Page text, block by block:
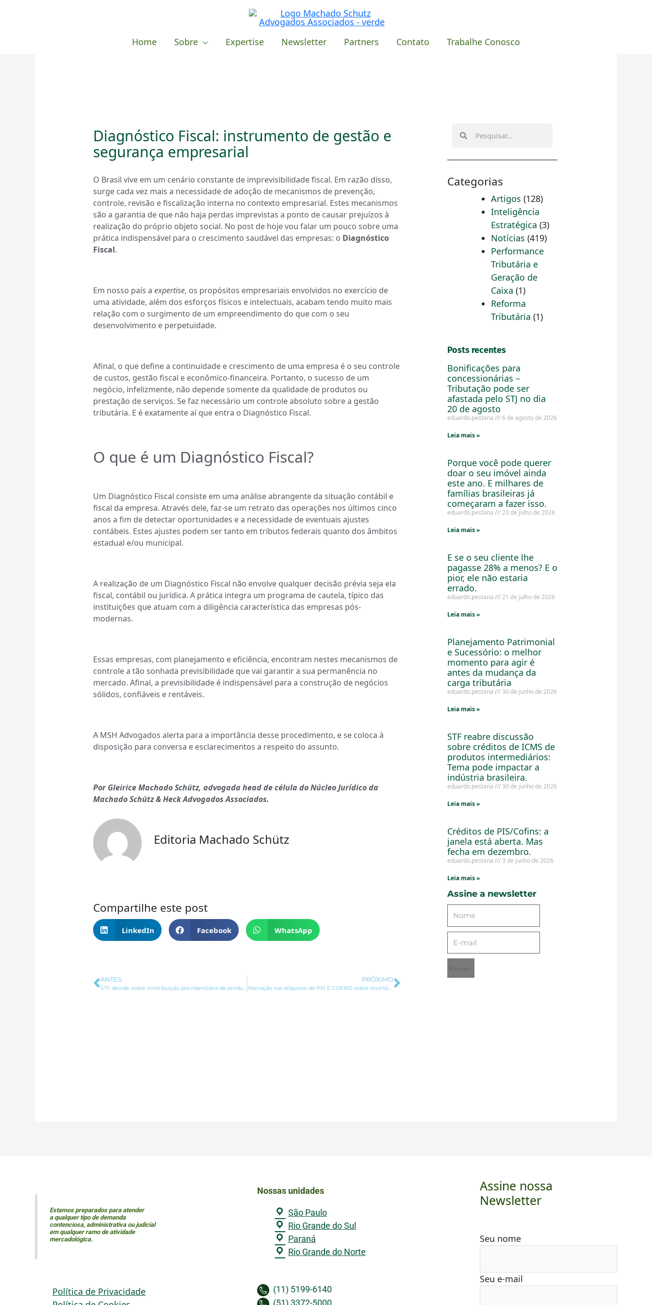
Home Sobre Expertise Newsletter Partners Contato Trabalhe Conosco
Diagnóstico Fiscal: instrumento de gestão e
segurança empresarial
O Brasil vive em um cenário constante de imprevisibilidade fiscal. Em razão disso,
surge cada vez mais a necessidade de adoção de mecanismos de prevenção,
controle, revisão e fiscalização interna no contexto empresarial. Estes mecanismos
são a garantia de que não haja perdas imprevistas a ponto de causar prejuízos à
realização do próprio objeto social. No post de hoje vou falar um pouco sobre uma
prática indispensável para o crescimento saudável das empresas: o Diagnóstico
Fiscal.
Em nosso país aexpertise, os propósitos empresariais envolvidos no exercício de
uma atividade, além dos esforços físicos e intelectuais, acabam tendo muito mais
relação com o surgimento de um empreendimento do que com o seu
desenvolvimento e perpetuidade.
Afinal, o que define a continuidade e crescimento de uma empresa é o seu controle
de custos, gestão fiscal e econômico-financeira. Portanto, o sucesso de um
negócio, infelizmente, não depende somente da qualidade de produtos ou
prestação de serviços. Se faz necessário um controle absoluto sobre a gestão
tributária. E é exatamente aí que entra o Diagnóstico Fiscal.
O que é um Diagnóstico Fiscal?
Um Diagnóstico Fiscal consiste em uma análise abrangente da situação contábil e
fiscal da empresa. Através dele, faz-se um retrato das operações nos últimos cinco
anos a fim de detectar oportunidades e a necessidade de eventuais ajustes
contábeis. Estes ajustes podem ser tanto em tributos federais quanto dos âmbitos
estadual e/ou municipal.
A realização de um Diagnóstico Fiscal não envolve qualquer decisão prévia seja ela
fiscal, contábil ou jurídica. A prática integra um programa de cautela, típico das
instituições que atuam com a diligência característica das empresas pós-
modernas.
Essas empresas, com planejamento e eficiência, encontram nestes mecanismos de
controle a tão sonhada previsibilidade que vai garantir a sua permanência no
mercado. Afinal, a previsibilidade é indispensável para a construção de negócios
sólidos, confiáveis e rentáveis.
A MSH Advogados alerta para a importância desse procedimento, e se coloca à
disposição para conversa e esclarecimentos a respeito do assunto.
Por Gleirice Machado Schütz, advogada head de célula do Núcleo Jurídico da
Machado Schütz & Heck Advogados Associados.
Editoria Machado Schütz
Compartilhe este post
LinkedIn Facebook WhatsApp
Anterior
ANTES
STF decide sobre contribuição previdenciária de produtores rurais
PRÓXIMO
Alteração nas alíquotas de PIS E COFINS sobre receitas financeiras Próximo
Pesquisar
Categorias
Artigos (128)
Inteligência
Estratégica (3)
Notícias (419)
Performance
Tributária e
Geração de
Caixa (1)
Reforma
Tributária (1)
Posts recentes
Bonificações para
concessionárias –
Tributação pode ser
afastada pelo STJ no dia
20 de agosto
eduardo.pestana 6 de agosto de 2026
Leia mais »
Porque você pode querer
doar o seu imóvel ainda
este ano. E milhares de
famílias brasileiras já
começaram a fazer isso.
eduardo.pestana 23 de julho de 2026
Leia mais »
E se o seu cliente lhe
pagasse 28% a menos? E o
pior, ele não estaria
errado.
eduardo.pestana 21 de julho de 2026
Leia mais »
Planejamento Patrimonial
e Sucessório: o melhor
momento para agir é
antes da mudança da
carga tributária
eduardo.pestana 30 de junho de 2026
Leia mais »
STF reabre discussão
sobre créditos de ICMS de
produtos intermediários:
Tema pode impactar a
indústria brasileira.
eduardo.pestana 30 de junho de 2026
Leia mais »
Créditos de PIS/Cofins: a
janela está aberta. Mas
fecha em dezembro.
eduardo.pestana 3 de junho de 2026
Leia mais »
Assine a newsletter
Enviar
Estamos preparados para atender
a qualquer tipo de demanda
contenciosa, administrativa ou judicial
em qualquer ramo de atividade
mercadológica.
Política de Privacidade
Nossas unidades
São Paulo
Rio Grande do Sul
Paraná
Rio Grande do Norte
(11) 5199-6140
(51) 3372-5000
Assine nossa
Newsletter
Seu nome
Seu e-mail